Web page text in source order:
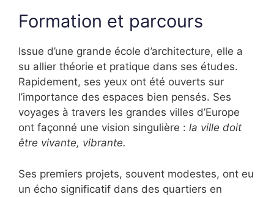
Formation et parcours
Issue d’une grande école d’architecture, elle a
su allier théorie et pratique dans ses études.
Rapidement, ses yeux ont été ouverts sur
l’importance des espaces bien pensés. Ses
voyages à travers les grandes villes d’Europe
ont façonné une vision singulière : la ville doit
être vivante, vibrante.
Ses premiers projets, souvent modestes, ont eu
un écho significatif dans des quartiers en